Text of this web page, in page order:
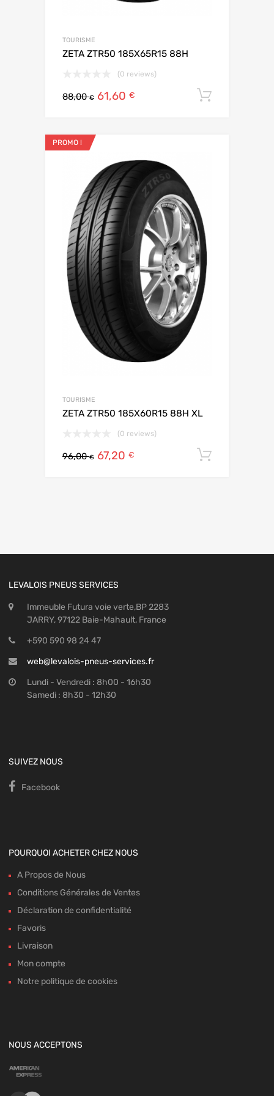
TOURISME
ZETA ZTR50 185X65R15 88H
(0 reviews)
88,00€ 61,60 €
PROMO !
TOURISME
ZETA ZTR50 185X60R15 88H XL
(0 reviews)
96,00€ 67,20 €
LEVALOIS PNEUS SERVICES
Immeuble Futura voie verte,BP 2283
JARRY, 97122 Baie-Mahault, France
+590 590 98 24 47
web@levalois-pneus-services.fr
Lundi - Vendredi : 8h00 - 16h30
Samedi : 8h30 - 12h30
SUIVEZ NOUS
Facebook
POURQUOI ACHETER CHEZ NOUS
A Propos de Nous
Conditions Générales de Ventes
Déclaration de confidentialité
Favoris
Livraison
Mon compte
Notre politique de cookies
NOUS ACCEPTONS